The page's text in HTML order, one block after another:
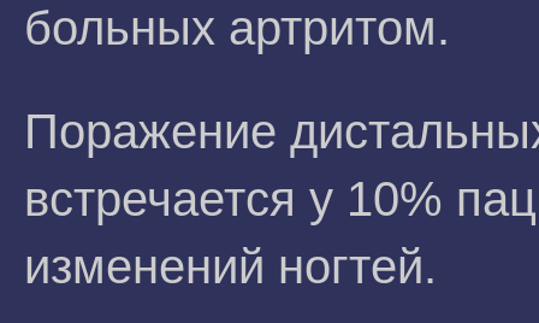
больных артритом.
Поражение
встречается у 10%
изменений ногтей.